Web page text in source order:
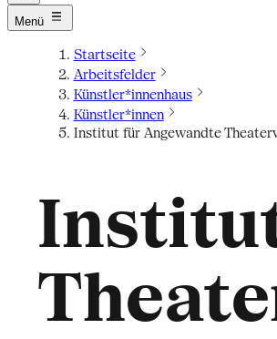
Menü
Startseite
Arbeitsfelder
Künstler*innenhaus
Künstler*innen
Institut für Angewandte